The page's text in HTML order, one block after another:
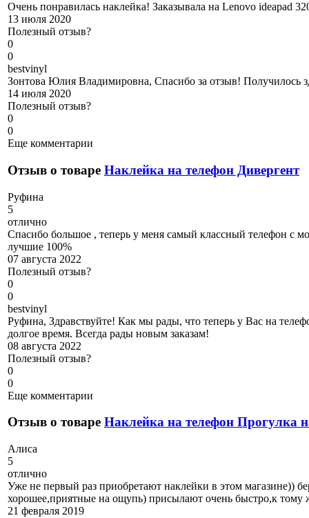
Очень понравилась наклейка! Заказывала на Lenovo ideapad
13 июля 2020
Полезный отзыв?
0
0
bestvinyl
Зонтова Юлия Владимировна, Спасибо за отзыв! Получилось
14 июля 2020
Полезный отзыв?
0
0
Еще комментарии
Отзыв о товаре Наклейка на телефон Дивергент
Руфина
5
отлично
Спасибо большое , теперь у меня самый классный телефон с
лучшие 100%
07 августа 2022
Полезный отзыв?
0
0
bestvinyl
Руфина, Здравствуйте! Как мы рады, что теперь у Вас на
долгое время. Всегда рады новым заказам!
08 августа 2022
Полезный отзыв?
0
0
Еще комментарии
Отзыв о товаре Наклейка на телефон Прогулка
Алиса
5
отлично
Уже не первый раз приобретают наклейки в этом магазине))
хорошее,приятные на ощупь) присылают очень быстро,к
21 февраля 2019